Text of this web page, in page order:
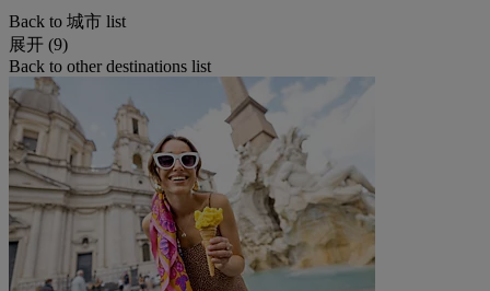
Back to 城市 list
展开 (9)
Back to other destinations list